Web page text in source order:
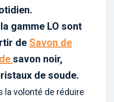
gamme LO sont
de Savon de
savon noir,
de soude.
la volonté de réduire